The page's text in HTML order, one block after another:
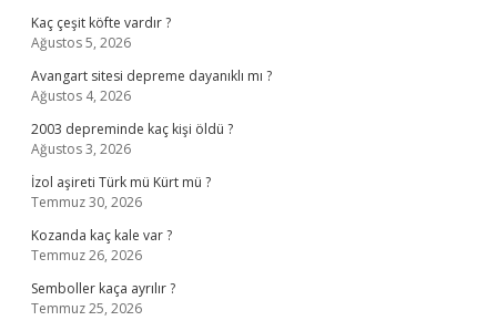
Kaç çeşit köfte vardır ?
Ağustos 5, 2026
Avangart sitesi depreme dayanıklı mı ?
Ağustos 4, 2026
2003 depreminde kaç kişi öldü ?
Ağustos 3, 2026
İzol aşireti Türk mü Kürt mü ?
Temmuz 30, 2026
Kozanda kaç kale var ?
Temmuz 26, 2026
Semboller kaça ayrılır ?
Temmuz 25, 2026